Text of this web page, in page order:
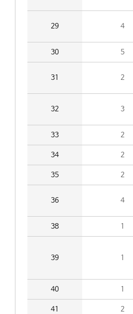
29 4
30 5
31 2
32 3
33 2
34 2
35 2
36 4
38 1
39 1
40 1
41 2